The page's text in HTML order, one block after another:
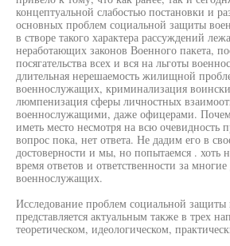
концептуальной слабостью постановки и
основных проблем социальной защиты
в створе такого характера рассуждений
неработающих законов Военного пакета,
посягательства всех и вся на льготы
длительная нерешаемость жилищной
военнослужащих, криминализация
люмпенизация сферы личностных
военнослужащими, даже офицерами.
иметь место несмотря на всю очевидность
вопрос пока, нет ответа. Не дадим его в
достоверности и мы, но попытаемся . хоть
время ответов и ответственности за
военнослужащих.
Исследование проблем социальной
представляется актуальным также в трех
теоретическом, идеологическом,